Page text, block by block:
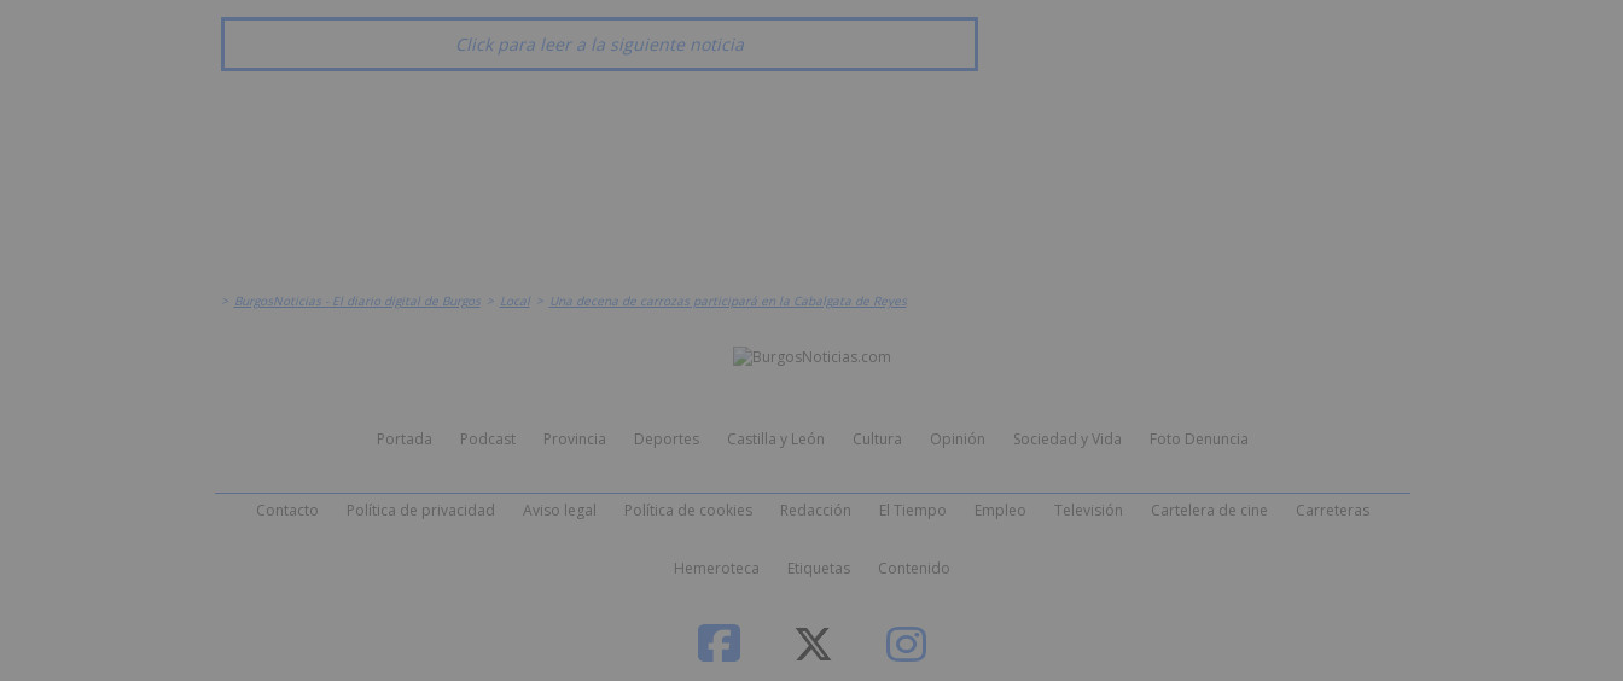
Click para leer a la siguiente noticia
> BurgosNoticias - El diario digital de Burgos > Local > Una decena de carrozas participará en la Cabalgata de Reyes
Portada Podcast Provincia Deportes Castilla y León Cultura Opinión Sociedad y Vida Foto Denuncia
Contacto Política de privacidad Aviso legal Política de cookies Redacción El Tiempo Empleo Televisión Cartelera de cine Carreteras
Hemeroteca Etiquetas Contenido